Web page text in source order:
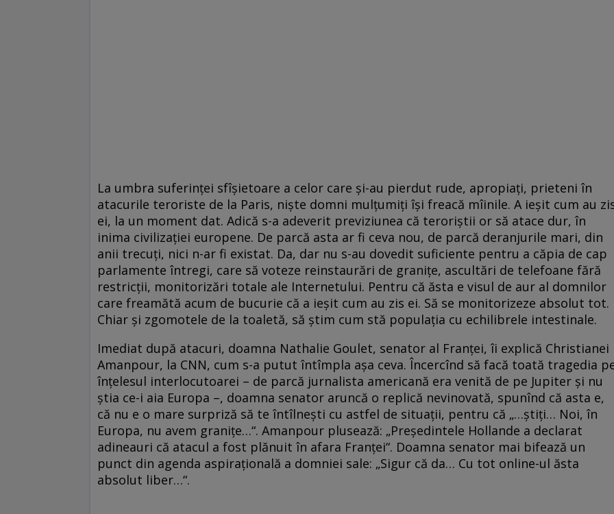
La umbra suferinței sfîșietoare a celor care și-au pierdut rude, apropiați, prieteni în
atacurile teroriste de la Paris, niște domni mulțumiți își freacă mîinile. A ieșit cum au
ei, la un moment dat. Adică s-a adeverit previziunea că teroriștii or să atace dur, în
inima civilizației europene. De parcă asta ar fi ceva nou, de parcă deranjurile mari, din
anii trecuți, nici n-ar fi existat. Da, dar nu s-au dovedit suficiente pentru a căpia de cap
parlamente întregi, care să voteze reinstaurări de granițe, ascultări de telefoane fără
restricții, monitorizări totale ale Internetului. Pentru că ăsta e visul de aur al domnilor
care freamătă acum de bucurie că a ieșit cum au zis ei. Să se monitorizeze absolut tot.
Chiar și zgomotele de la toaletă, să știm cum stă populația cu echilibrele intestinale.
Imediat după atacuri, doamna Nathalie Goulet, senator al Franței, îi explică Christianei
Amanpour, la CNN, cum s-a putut întîmpla așa ceva. Încercînd să facă toată tragedia
înțelesul interlocutoarei – de parcă jurnalista americană era venită de pe Jupiter și nu
știa ce-i aia Europa –, doamna senator aruncă o replică nevinovată, spunînd că asta e,
că nu e o mare surpriză să te întîlnești cu astfel de situații, pentru că „…știți… Noi, în
Europa, nu avem granițe…“. Amanpour plusează: „Președintele Hollande a declarat
adineauri că atacul a fost plănuit în afara Franței“. Doamna senator mai bifează un
punct din agenda aspirațională a domniei sale: „Sigur că da… Cu tot online-ul ăsta
absolut liber…“.